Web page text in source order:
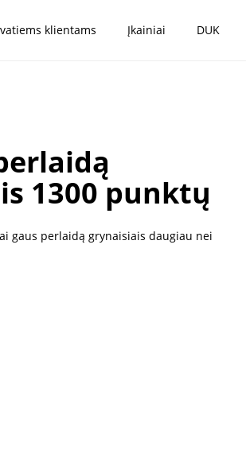
klientams Įkainiai DUK
1300 punktų
gaus perlaidą grynaisiais daugiau nei